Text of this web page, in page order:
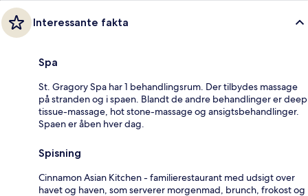
Interessante fakta
Spa
St. Gragory Spa har 1 behandlingsrum. Der tilbydes massage
på stranden og i spaen. Blandt de andre behandlinger er deep
tissue-massage, hot stone-massage og ansigtsbehandlinger.
Spaen er åben hver dag.
Spisning
Cinnamon Asian Kitchen - familierestaurant med udsigt over
havet og haven, som serverer morgenmad, brunch, frokost og